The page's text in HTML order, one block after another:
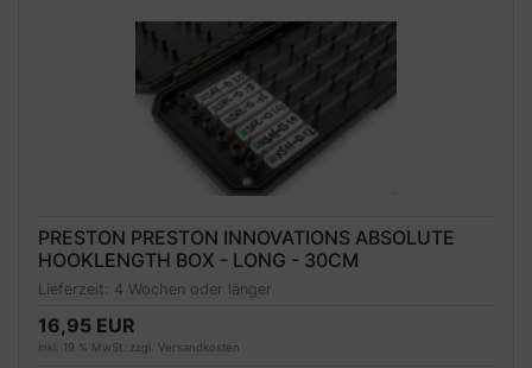
PRESTON PRESTON INNOVATIONS ABSOLUTE
HOOKLENGTH BOX - LONG - 30CM
Lieferzeit: 4 Wochen oder länger
16,95 EUR
inkl. 19 % MwSt. zzgl. Versandkosten